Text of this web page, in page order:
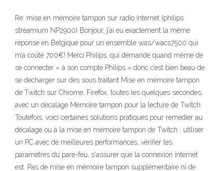
Re: mise en mémoire tampon sur radio internet (philips
streamium NP2900) Bonjour, j’ai eu exactement la même
réponse en Belgique pour un ensemble was/wacs7500 qui
m’a coûté 700€! Merci Philips, qui demande quand même de
se connecter « à son compte Philips » donc c’est bien beau de
se décharger sur des sous traitant Mise en mémoire tampon
de Twitch sur Chrome, Firefox, toutes les quelques secondes,
avec un décalage Mémoire tampon pour la lecture de Twitch
Toutefois, voici certaines solutions pratiques pour remédier au
décalage ou à la mise en mémoire tampon de Twitch : utiliser
un PC avec de meilleures performances, vérifier les
paramètres du pare-feu, s'assurer que la connexion internet
est. Pas de mise en mémoire tampon supplémentaire ni de